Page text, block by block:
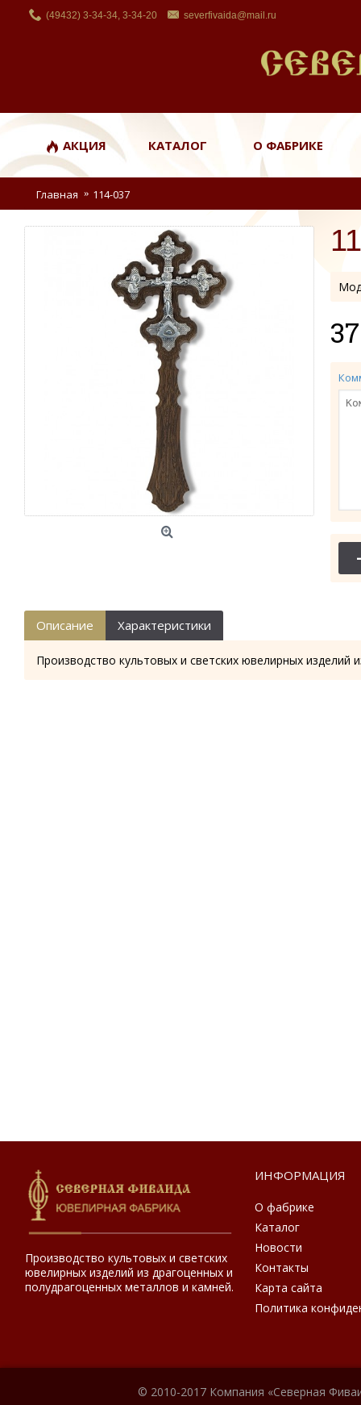
(49432) 3-34-34, 3-34-20 severfivaida@mail.ru
АКЦИЯ КАТАЛОГ О ФАБРИКЕ
Главная 114-037
-
Описание Характеристики
Производство культовых и светских ювелирных изделий
Производство культовых и светских
ювелирных изделий из драгоценных и
полудрагоценных металлов и камней.
ИНФОРМАЦИЯ
О фабрике
Каталог
Новости
Контакты
Карта сайта
Политика
© 2010-2017 Компания «Северная